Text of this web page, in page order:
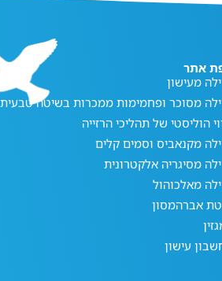
אתר
מעישון
מסוכר ופחמימות ממכרות בשיטה טבעית
הוליסטי של תהליכי הרזייה
מקנאביס וסמים קלים
מסיגריה אלקטרונית
מאלכוהול
אברהמסון
עישון